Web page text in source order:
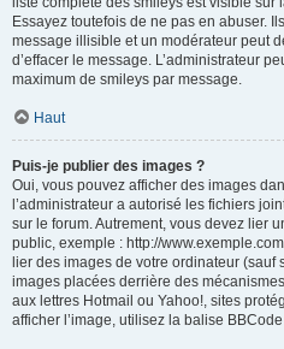
Essayez toutefois de ne pas en abuser.
message illisible et un modérateur peut
d’effacer le message. L’administrateur
maximum de smileys par message.
Haut
Puis-je publier des images ?
Oui, vous pouvez afficher des images
l’administrateur a autorisé les fichiers
sur le forum. Autrement, vous devez lier
public, exemple : http://
lier des images de votre ordinateur (sauf
images placées derrière des
aux lettres Hotmail ou Yahoo!, sites
afficher l’image, utilisez la balise